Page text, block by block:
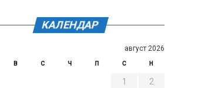
КАЛЕНДАР
август 2026
В С Ч П С Н
1
2